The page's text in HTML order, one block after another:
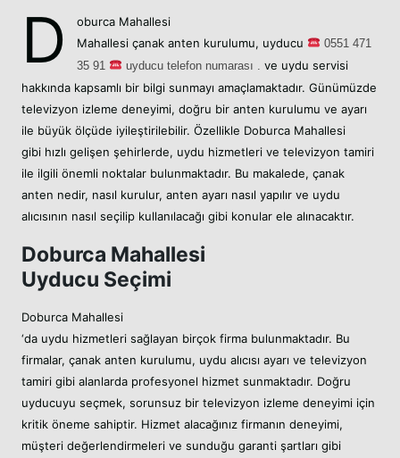
D
oburca Mahallesi
Mahallesi çanak anten kurulumu, uyducu 0551 471
35 91
uyducu telefon numarası . ve uydu servisi
hakkında kapsamlı bir bilgi sunmayı amaçlamaktadır. Günümüzde
televizyon izleme deneyimi, doğru bir anten kurulumu ve ayarı
ile büyük ölçüde iyileştirilebilir. Özellikle Doburca Mahallesi
gibi hızlı gelişen şehirlerde, uydu hizmetleri ve televizyon tamiri
ile ilgili önemli noktalar bulunmaktadır. Bu makalede, çanak
anten nedir, nasıl kurulur, anten ayarı nasıl yapılır ve uydu
alıcısının nasıl seçilip kullanılacağı gibi konular ele alınacaktır.
Doburca Mahallesi
Uyducu Seçimi
Doburca Mahallesi
‘da uydu hizmetleri sağlayan birçok firma bulunmaktadır. Bu
firmalar, çanak anten kurulumu, uydu alıcısı ayarı ve televizyon
tamiri gibi alanlarda profesyonel hizmet sunmaktadır. Doğru
uyducuyu seçmek, sorunsuz bir televizyon izleme deneyimi için
kritik öneme sahiptir. Hizmet alacağınız firmanın deneyimi,
müşteri değerlendirmeleri ve sunduğu garanti şartları gibi